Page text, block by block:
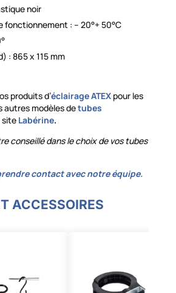
noir
fonctionnement : – 20°+ 50°C
: 865 x 115 mm
produits d’éclairage ATEXpour les
autres modèles detubes
siteLabérine.
conseillé dans le choix de vos tubes
contact avec notre équipe.
ACCESSOIRES